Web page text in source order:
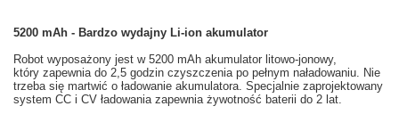
5200 mAh - Bardzo wydajny Li-ion akumulator
Robot wyposażony jest w 5200 mAh akumulator litowo-jonowy,
który zapewnia do 2,5 godzin czyszczenia po pełnym naładowaniu
Nie
trzeba się martwić o ładowanie akumulatora Specjalnie zaprojektowany
system CC i CV ładowania zapewnia żywotność baterii do 2 lat